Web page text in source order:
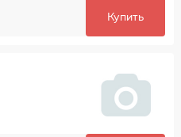
Купить